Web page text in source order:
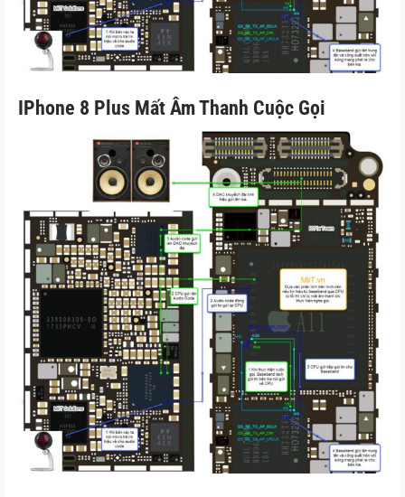
IPhone 8 Plus Mất Âm Thanh Cuộc Gọi